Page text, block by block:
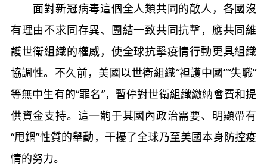
面對新冠病毒這個全人類共同的敵人，各國沒
有理由不求同存異、團結一致共同抗擊，應共同維
護世衛組織的權威，使全球抗擊疫情行動更具組織
協調性。不久前，美國以世衛組織“袒護中國”“失職”
等無中生有的“罪名”，暫停對世衛組織繳納會費和提
供資金支持。這一齣于其國內政治需要、明顯帶有
“甩鍋”性質的舉動，干擾了全球乃至美國本身防控疫
情的努力。